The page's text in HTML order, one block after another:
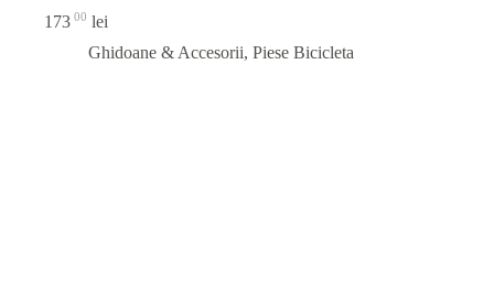
173 00 lei
Ghidoane & Accesorii, Piese Bicicleta